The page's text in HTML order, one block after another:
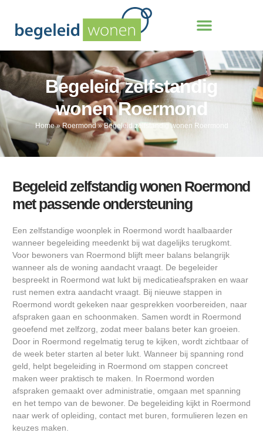
Begeleid zelfstandig
wonen Roermond
Home»Roermond»Begeleid zelfstandig wonen Roermond
Begeleid zelfstandig wonen Roermond
met passende ondersteuning
Een zelfstandige woonplek in Roermond wordt haalbaarder
wanneer begeleiding meedenkt bij wat dagelijks terugkomt.
Voor bewoners van Roermond blijft meer balans belangrijk
wanneer als de woning aandacht vraagt. De begeleider
bespreekt in Roermond wat lukt bij medicatieafspraken en waar
rust nemen extra aandacht vraagt. Bij nieuwe stappen in
Roermond wordt gekeken naar gesprekken voorbereiden, naar
afspraken gaan en schoonmaken. Samen wordt in Roermond
geoefend met zelfzorg, zodat meer balans beter kan groeien.
Door in Roermond regelmatig terug te kijken, wordt zichtbaar of
de week beter starten al beter lukt. Wanneer bij spanning rond
geld, helpt begeleiding in Roermond om stappen concreet
maken weer praktisch te maken. In Roermond worden
afspraken gemaakt over administratie, omgaan met spanning
en het tempo van de bewoner. De begeleiding kijkt in Roermond
naar werk of opleiding, contact met buren, formulieren lezen en
keuzes maken.